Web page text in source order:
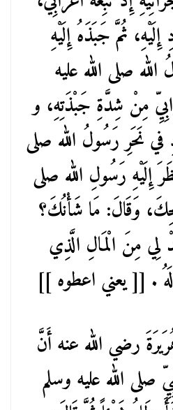
ثُمَّ جَبَذَهُ إِلَيْهِ
صلى الله عليه
مِنْ شِدَّةِ جَبْذَتِهِ، و
في نَحَرِ رَسُولُ الله صلى
إِلَيْهِ رَسُولِ الله صلى
وَقَالَ: مَا شَأْنُكَ؟
لِي مِنَ الْمَالِ الَّذِي
. [[ يعني اعطوه ]]
رضي الله عنه أَنَّ
صلى الله عليه وسلم